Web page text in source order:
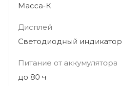
Масса-К
Дисплей
Светодиодный индикатор
Питание от аккумулятора
до 80 ч